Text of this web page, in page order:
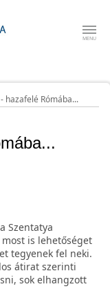
hazafelé Rómába...
Szentatya
most is lehetőséget
tegyenek fel neki.
átirat szerinti
sok elhangzott